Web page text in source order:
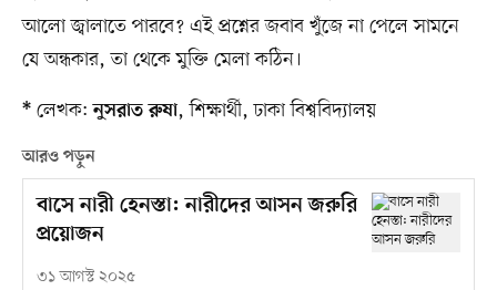
আলো জ্বালাতে পারবে? এই প্রশ্নের জবাব খুঁজে না পেলে সামনে
যে অন্ধকার, তা থেকে মুক্তি মেলা কঠিন।
*লেখক:নুসরাত রুষা, শিক্ষার্থী, ঢাকা বিশ্ববিদ্যালয়
আরও পড়ুন
বাসে নারী হেনস্তা: নারীদের আসন জরুরি
প্রয়োজন
৩১ আগস্ট ২০২৫